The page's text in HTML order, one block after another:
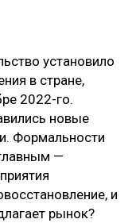
установило
в стране,
2022-го.
новые
Формальности
—
и
рынок?